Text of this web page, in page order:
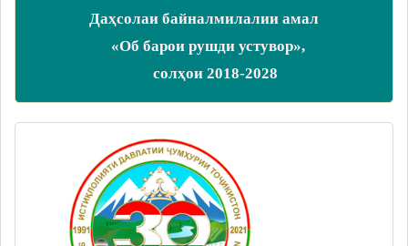
Даҳсолаи байналмилалии амал
«Об барои рушди устувор»,
солҳои 2018-2028